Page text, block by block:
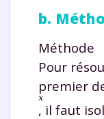
b.
Méthode
Pour
premier
, il faut
et